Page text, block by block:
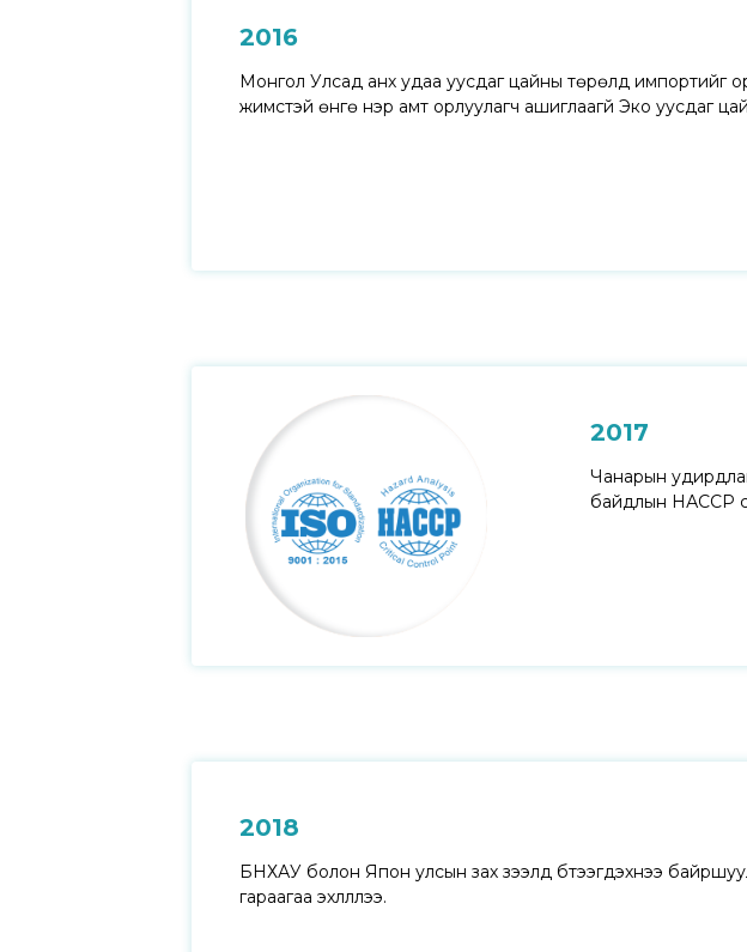
2016
Монгол Улсад анх удаа уусдаг цайны төрөлд импортийг
жимстэй өнгө үнэр амт орлуулагч ашиглаагүй Эко уусдаг
2017
Чанарын
байдлын НАССР
2018
БНХАУ болон Япон улсын зах зээлд бүтээгдэхүүнээ
гараагаа эхлүүллээ.